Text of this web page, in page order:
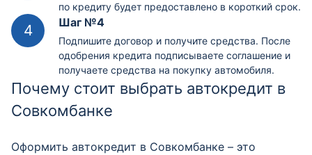
по кредиту будет предоставлено в короткий срок.
Шаг №4
Подпишите договор и получите средства. После
одобрения кредита подписываете соглашение и
получаете средства на покупку автомобиля.
Почему стоит выбрать автокредит в
Совкомбанке
Оформить автокредит в Совкомбанке – это